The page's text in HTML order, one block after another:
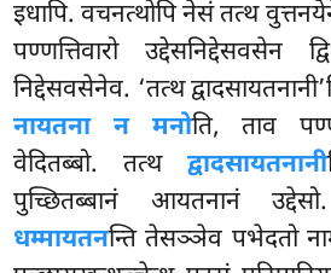
इधापि. वचनत्थोपि नेसं तत्थ
पण्णत्तिवारो उद्देसनिद्देसवसेन
निद्देसवसेनेव. ‘तत्थ
नायतना न मनोति, ताव
वेदितब्बो. तत्थ द्वादसायतनानी
पुच्छितब्बानं आयतनानं
धम्मायतनन्ति तेसञ्ञेव पभेदतो